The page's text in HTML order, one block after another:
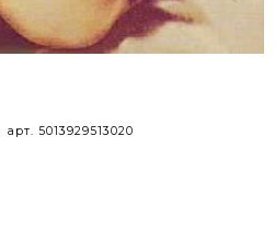
арт. 5013929513020